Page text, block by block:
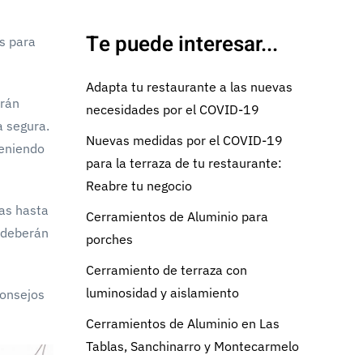
para
segura.
hasta
Te puede interesar...
Adapta tu restaurante a las nuevas
necesidades por el COVID-19
Nuevas medidas por el COVID-19
para la terraza de tu restaurante:
Reabre tu negocio
Cerramientos de Aluminio para
porches
Cerramiento de terraza con
luminosidad y aislamiento
Cerramientos de Aluminio en Las
Tablas, Sanchinarro y Montecarmelo